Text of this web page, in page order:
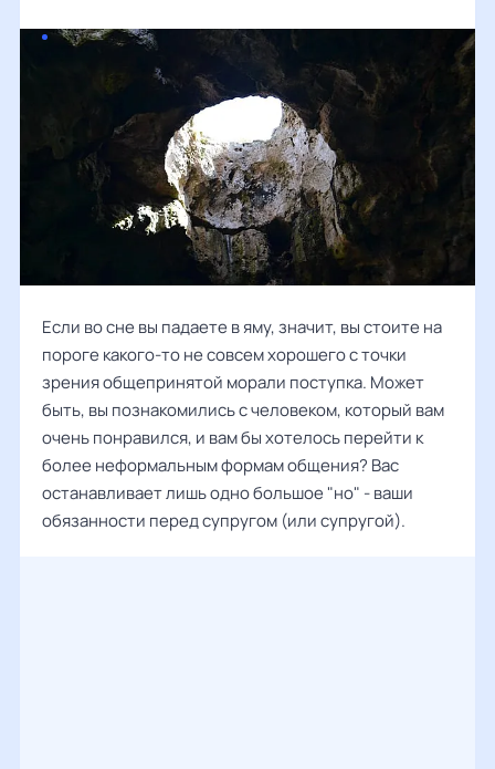
Если во сне вы падаете в яму, значит, вы стоите на
пороге какого-то не совсем хорошего с точки
зрения общепринятой морали поступка. Может
быть, вы познакомились с человеком, который вам
очень понравился, и вам бы хотелось перейти к
более неформальным формам общения? Вас
останавливает лишь одно большое "но" - ваши
обязанности перед супругом (или супругой).